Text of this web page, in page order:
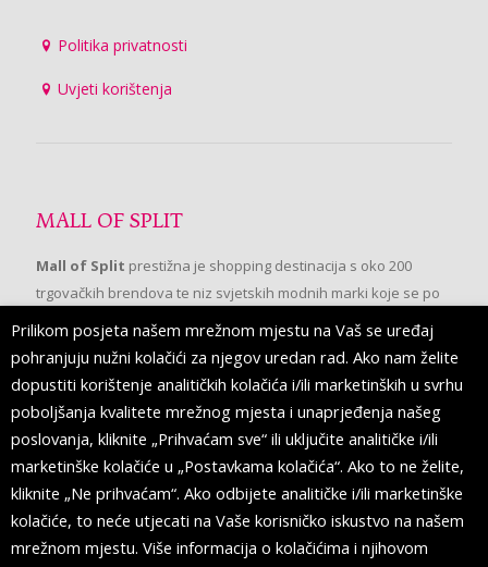
Politika privatnosti
Uvjeti korištenja
MALL OF SPLIT
Mall of Split prestižna je shopping destinacija s oko 200
trgovačkih brendova te niz svjetskih modnih marki koje se po
prvi put pojavljuju u Splitu.
PRATITE NAS
Prilikom posjeta našem mrežnom mjestu na Vaš se uređaj
pohranjuju nužni kolačići za njegov uredan rad. Ako nam želite
dopustiti korištenje analitičkih kolačića i/ili marketinških u svrhu
poboljšanja kvalitete mrežnog mjesta i unaprjeđenja našeg
poslovanja, kliknite „Prihvaćam sve“ ili uključite analitičke i/ili
marketinške kolačiće u „Postavkama kolačića“. Ako to ne želite,
kliknite „Ne prihvaćam“. Ako odbijete analitičke i/ili marketinške
kolačiće, to neće utjecati na Vaše korisničko iskustvo na našem
mrežnom mjestu. Više informacija o kolačićima i njihovom